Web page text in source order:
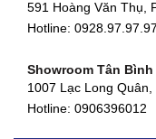
591 Hoàng Văn Thụ,
Hotline: 0928.97.97.97
Showroom Tân Bình
1007 Lạc Long
Hotline: 0906396012